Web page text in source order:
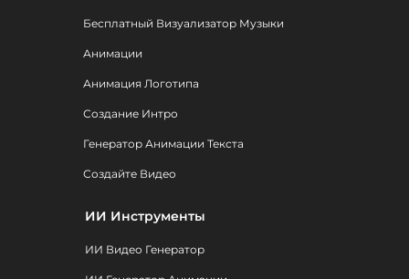
Бесплатный Визуализатор Музыки
Анимации
Анимация Логотипа
Создание Интро
Генератор Анимации Текста
Создайте Видео
ИИ Инструменты
ИИ Видео Генератор